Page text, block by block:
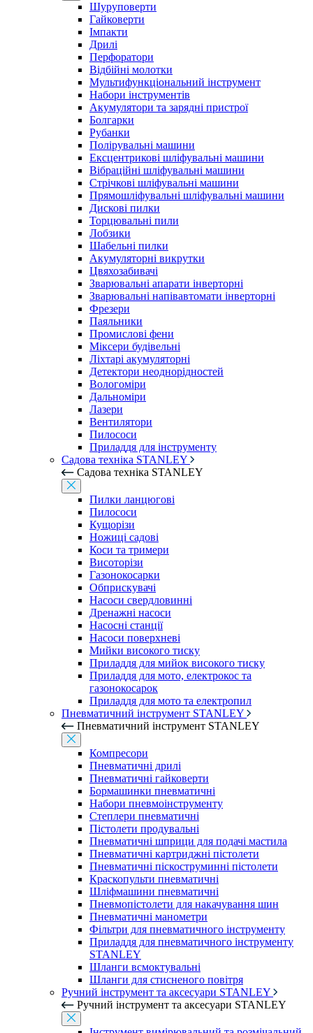
Шуруповерти
Гайковерти
Імпакти
Дрилі
Перфоратори
Відбійні молотки
Мультифункціональний інструмент
Набори інструментів
Акумулятори та зарядні пристрої
Болгарки
Рубанки
Полірувальні машини
Ексцентрикові шліфувальні машини
Вібраційні шліфувальні машини
Стрічкові шліфувальні машини
Прямошліфувальні шліфувальні машини
Дискові пилки
Торцювальні пили
Лобзики
Шабельні пилки
Акумуляторні викрутки
Цвяхозабивачі
Зварювальні апарати інверторні
Зварювальні напівавтомати інверторні
Фрезери
Паяльники
Промислові фени
Міксери будівельні
Ліхтарі акумуляторні
Детектори неоднорідностей
Вологоміри
Дальноміри
Лазери
Вентилятори
Пилососи
Приладдя для інструменту
Садова техніка STANLEY
Садова техніка STANLEY
Пилки ланцюгові
Пилососи
Кущорізи
Ножиці садові
Коси та тримери
Висоторізи
Газонокосарки
Обприскувачі
Насоси свердловинні
Дренажні насоси
Насосні станції
Насоси поверхневі
Мийки високого тиску
Приладдя для мийок високого тиску
Приладдя для мото, електрокос та
газонокосарок
Приладдя для мото та електропил
Пневматичний інструмент STANLEY
Пневматичний інструмент STANLEY
Компресори
Пневматичні дрилі
Пневматичні гайковерти
Бормашинки пневматичні
Набори пневмоінструменту
Степлери пневматичні
Пістолети продувальні
Пневматичні шприци для подачі мастила
Пневматичні картриджні пістолети
Пневматичні піскоструминні пістолети
Краскопульти пневматичні
Шліфмашини пневматичні
Пневмопістолети для накачування шин
Пневматичні манометри
Фільтри для пневматичного інструменту
Приладдя для пневматичного інструменту
STANLEY
Шланги всмоктувальні
Шланги для стисненого повітря
Ручний інструмент та аксесуари STANLEY
Ручний інструмент та аксесуари STANLEY